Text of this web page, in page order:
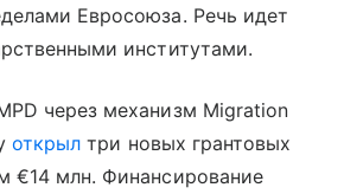
Евросоюза. Речь идет
институтами.
через механизм Migration
открыл три новых грантовых
€14 млн. Финансирование